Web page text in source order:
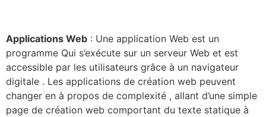
Applications Web : Une application Web est un
programme Qui s’exécute sur un serveur Web et est
accessible par les utilisateurs grâce à un navigateur
digitale . Les applications de création web peuvent
changer en à propos de complexité , allant d’une simple
page de création web comportant du texte statique à